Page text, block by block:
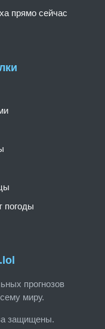
прогнозов
миру.
защищены.
погоды
прямо сейчас